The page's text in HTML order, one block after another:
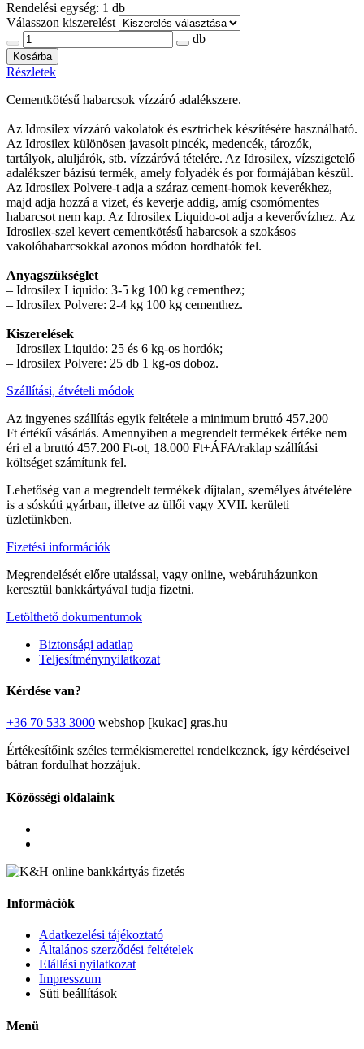
Rendelési egység: 1 db
Válasszon kiszerelést
db
Kosárba
Részletek
Cementkötésű habarcsok vízzáró adalékszere.
Az Idrosilex vízzáró vakolatok és esztrichek készítésére használható.
Az Idrosilex különösen javasolt pincék, medencék, tározók,
tartályok, aluljárók, stb. vízzáróvá tételére. Az Idrosilex, vízszigetelő
adalékszer bázisú termék, amely folyadék és por formájában készül.
Az Idrosilex Polvere-t adja a száraz cement-homok keverékhez,
majd adja hozzá a vizet, és keverje addig, amíg csomómentes
habarcsot nem kap. Az Idrosilex Liquido-ot adja a keverővízhez. Az
Idrosilex-szel kevert cementkötésű habarcsok a szokásos
vakolóhabarcsokkal azonos módon hordhatók fel.
Anyagszükséglet
– Idrosilex Liquido: 3-5 kg 100 kg cementhez;
– Idrosilex Polvere: 2-4 kg 100 kg cementhez.
Kiszerelések
– Idrosilex Liquido: 25 és 6 kg-os hordók;
– Idrosilex Polvere: 25 db 1 kg-os doboz.
Szállítási, átvételi módok
Az ingyenes szállítás egyik feltétele a minimum bruttó 457.200
Ft értékű vásárlás. Amennyiben a megrendelt termékek értéke nem
éri el a bruttó 457.200 Ft-ot, 18.000 Ft+ÁFA/raklap szállítási
költséget számítunk fel.
Lehetőség van a megrendelt termékek díjtalan, személyes átvételére
is a sóskúti gyárban, illetve az üllői vagy XVII. kerületi
üzletünkben.
Fizetési információk
Megrendelését előre utalással, vagy online, webáruházunkon
keresztül bankkártyával tudja fizetni.
Letölthető dokumentumok
Biztonsági adatlap
Teljesítménynyilatkozat
Kérdése van?
+36 70 533 3000 webshop [kukac] gras.hu
Értékesítőink széles termékismerettel rendelkeznek, így kérdéseivel
bátran fordulhat hozzájuk.
Közösségi oldalaink
Információk
Adatkezelési tájékoztató
Általános szerződési feltételek
Elállási nyilatkozat
Impresszum
Süti beállítások
Menü